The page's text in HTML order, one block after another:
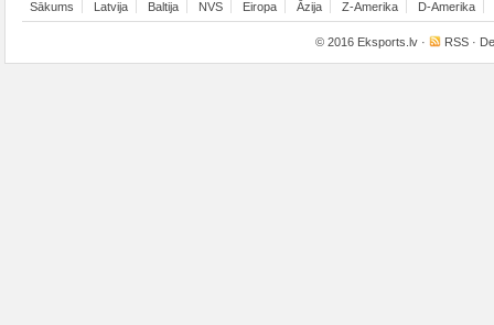
Sākums Latvija Baltija NVS Eiropa Āzija Z-Amerika D-Amerika
© 2016 Eksports.lv · RSS ·